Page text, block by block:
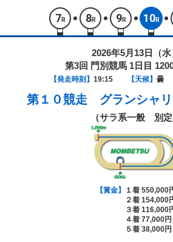
7 R 8R 9R 10R
2026年5月13日（水
第3回 門別競馬 1日目
【発走時刻】 19:15 【天候】 曇
第１０競走 グランシャ
（サラ系一般 別定
【賞金】
１着 550,000
２着 154,000
３着 116,000
４着 77,000円
５着 38,000円